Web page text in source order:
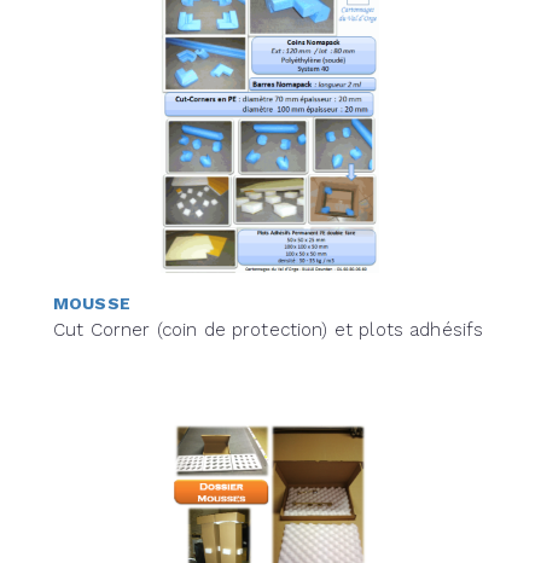
MOUSSE
Cut Corner (coin de protection) et plots adhésifs